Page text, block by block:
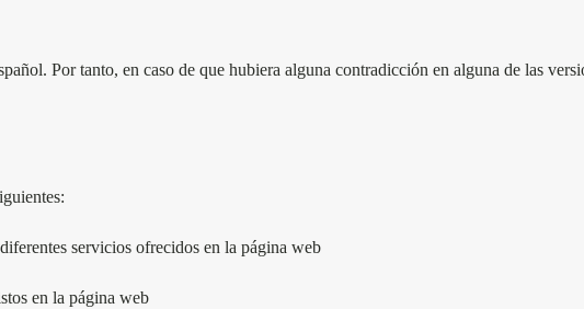
Por tanto, en caso de que hubiera alguna contradicción en alguna de las
servicios ofrecidos en la página web
en la página web